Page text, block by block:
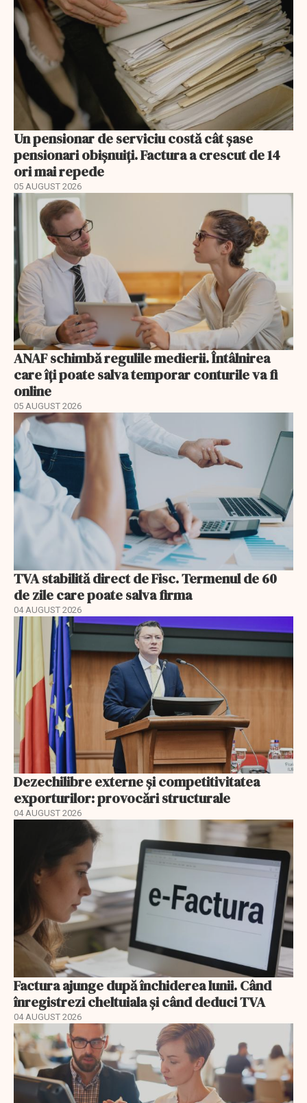
Un pensionar de serviciu costă cât șase
pensionari obișnuiți. Factura a crescut de 14
ori mai repede
05 AUGUST 2026
ANAF schimbă regulile medierii. Întâlnirea
care îți poate salva temporar conturile va fi
online
05 AUGUST 2026
TVA stabilită direct de Fisc. Termenul de 60
de zile care poate salva firma
04 AUGUST 2026
Dezechilibre externe și competitivitatea
exporturilor: provocări structurale
04 AUGUST 2026
Factura ajunge după închiderea lunii. Când
înregistrezi cheltuiala și când deduci TVA
04 AUGUST 2026